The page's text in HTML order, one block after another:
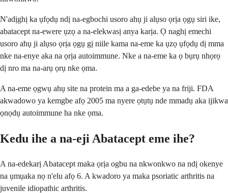
N'adịghị ka ụfọdụ ndị na-egbochi usoro ahụ ji alụso ọrịa ọgụ siri ike,
abatacept na-ewere ụzọ a na-elekwasị anya karịa. Ọ naghị emechi
usoro ahụ ji alụso ọrịa ọgụ gị niile kama na-eme ka ụzọ ụfọdụ dị mma
nke na-enye aka na ọrịa autoimmune. Nke a na-eme ka ọ bụrụ nhọrọ
dị nro ma na-arụ ọrụ nke ọma.
A na-eme ọgwụ ahụ site na protein ma a ga-edebe ya na friji. FDA
akwadowo ya kemgbe afọ 2005 ma nyere ọtụtụ nde mmadụ aka ijikwa
ọnọdụ autoimmune ha nke ọma.
Kedu ihe a na-eji Abatacept eme ihe?
A na-edekarị Abatacept maka ọrịa ogbu na nkwonkwo na ndị okenye
na ụmụaka nọ n'elu afọ 6. A kwadoro ya maka psoriatic arthritis na
juvenile idiopathic arthritis.